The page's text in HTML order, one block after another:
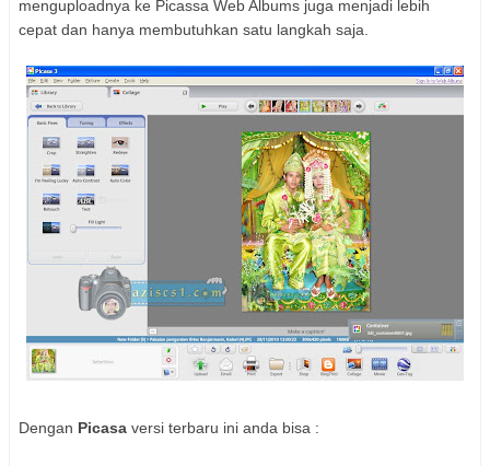
menguploadnya ke Picassa Web Albums juga menjadi lebih
cepat dan hanya membutuhkan satu langkah saja.
Dengan Picasa versi terbaru ini anda bisa :